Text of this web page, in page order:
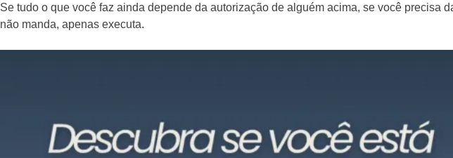
Se tudo o que você faz ainda depende da autorização de alguém acima, se você precisa
não manda, apenas executa.